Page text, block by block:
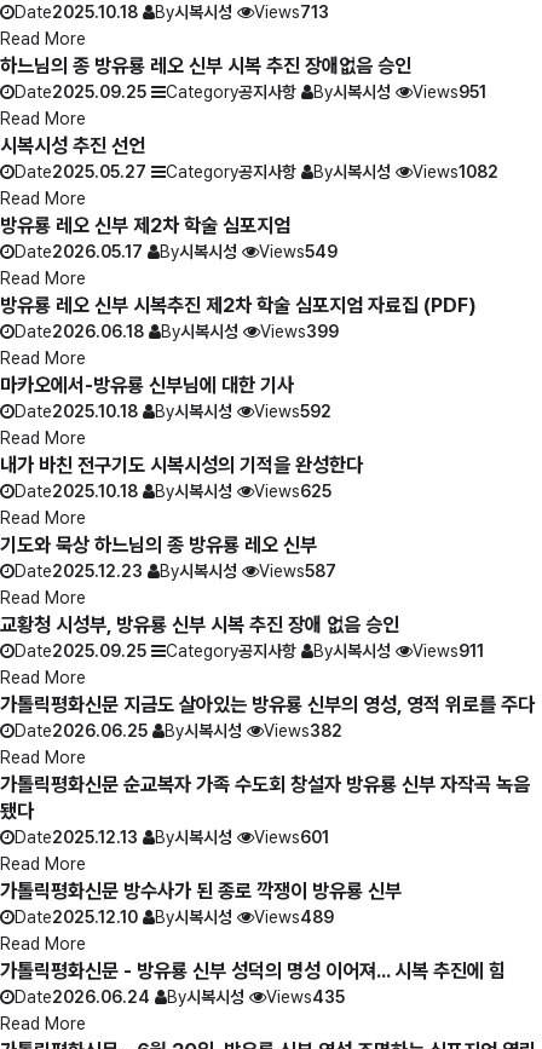
Date2025.10.18 By시복시성 Views713
Read More
하느님의 종 방유룡 레오 신부 시복 추진 장애없음 승인
Date2025.09.25 Category공지사항 By시복시성 Views951
Read More
시복시성 추진 선언
Date2025.05.27 Category공지사항 By시복시성 Views1082
Read More
방유룡 레오 신부 제2차 학술 심포지엄
Date2026.05.17 By시복시성 Views549
Read More
방유룡 레오 신부 시복추진 제2차 학술 심포지엄 자료집 (PDF)
Date2026.06.18 By시복시성 Views399
Read More
마카오에서-방유룡 신부님에 대한 기사
Date2025.10.18 By시복시성 Views592
Read More
내가 바친 전구기도 시복시성의 기적을 완성한다
Date2025.10.18 By시복시성 Views625
Read More
기도와 묵상 하느님의 종 방유룡 레오 신부
Date2025.12.23 By시복시성 Views587
Read More
교황청 시성부, 방유룡 신부 시복 추진 장애 없음 승인
Date2025.09.25 Category공지사항 By시복시성 Views911
Read More
가톨릭평화신문 지금도 살아있는 방유룡 신부의 영성, 영적 위로를 주다
Date2026.06.25 By시복시성 Views382
Read More
가톨릭평화신문 순교복자 가족 수도회 창설자 방유룡 신부 자작곡 녹음
됐다
Date2025.12.13 By시복시성 Views601
Read More
가톨릭평화신문 방수사가 된 종로 깍쟁이 방유룡 신부
Date2025.12.10 By시복시성 Views489
Read More
가톨릭평화신문 - 방유룡 신부 성덕의 명성 이어져... 시복 추진에 힘
Date2026.06.24 By시복시성 Views435
Read More